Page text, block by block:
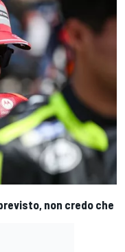
non credo che